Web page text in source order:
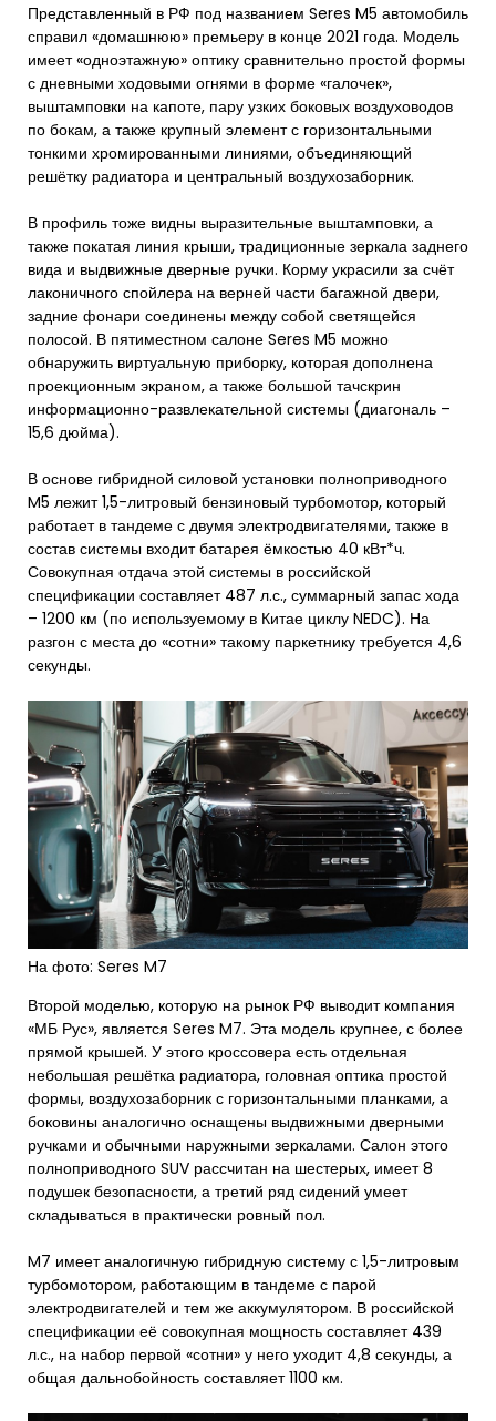
Представленный в РФ под названием Seres M5 автомобиль
справил «домашнюю» премьеру в конце 2021 года. Модель
имеет «одноэтажную» оптику сравнительно простой формы
с дневными ходовыми огнями в форме «галочек»,
выштамповки на капоте, пару узких боковых воздуховодов
по бокам, а также крупный элемент с горизонтальными
тонкими хромированными линиями, объединяющий
решётку радиатора и центральный воздухозаборник.
В профиль тоже видны выразительные выштамповки, а
также покатая линия крыши, традиционные зеркала заднего
вида и выдвижные дверные ручки. Корму украсили за счёт
лаконичного спойлера на верней части багажной двери,
задние фонари соединены между собой светящейся
полосой. В пятиместном салоне Seres M5 можно
обнаружить виртуальную приборку, которая дополнена
проекционным экраном, а также большой тачскрин
информационно-развлекательной системы (диагональ –
15,6 дюйма).
В основе гибридной силовой установки полноприводного
M5 лежит 1,5-литровый бензиновый турбомотор, который
работает в тандеме с двумя электродвигателями, также в
состав системы входит батарея ёмкостью 40 кВт*ч.
Совокупная отдача этой системы в российской
спецификации составляет 487 л.с., суммарный запас хода
– 1200 км (по используемому в Китае циклу NEDC). На
разгон с места до «сотни» такому паркетнику требуется 4,6
секунды.
На фото: Seres M7
Второй моделью, которую на рынок РФ выводит компания
«МБ Рус», является Seres M7. Эта модель крупнее, с более
прямой крышей. У этого кроссовера есть отдельная
небольшая решётка радиатора, головная оптика простой
формы, воздухозаборник с горизонтальными планками, а
боковины аналогично оснащены выдвижными дверными
ручками и обычными наружными зеркалами. Салон этого
полноприводного SUV рассчитан на шестерых, имеет 8
подушек безопасности, а третий ряд сидений умеет
складываться в практически ровный пол.
M7 имеет аналогичную гибридную систему с 1,5-литровым
турбомотором, работающим в тандеме с парой
электродвигателей и тем же аккумулятором. В российской
спецификации её совокупная мощность составляет 439
л.с., на набор первой «сотни» у него уходит 4,8 секунды, а
общая дальнобойность составляет 1100 км.